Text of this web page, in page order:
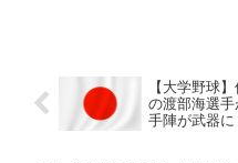
【大学野球
の渡部海選
手陣が武器に